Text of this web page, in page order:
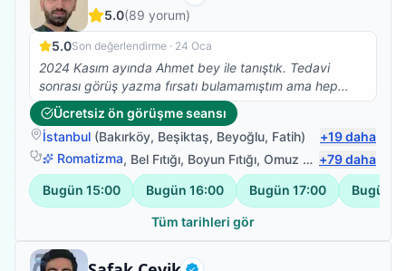
5.0(89 yorum)
5.0Son değerlendirme · 24 Oca
2024 Kasım ayında Ahmet bey ile tanıştık. Tedavi
sonrası görüş yazma fırsatı bulamamıştım ama hep
aklımdaydı. Gecikme için özür dilerim :))) 83 yaşında
orta seviyede alzheimer hastalığı olan kayınvalidemin
kolları bir tabağı dahi kaldıramayacak kadar güçsüz
durumdaydı ve özellikle sağ omzunda yoğun ağrıları
vardı. Kollarını hiçbir şekilde yukarı kaldıramıyordu.
Daha önce gittiğimiz doktorlar kaslarında yırtıklar
olduğunu söylemişti. Farklı sıkıntılar da olduğu ve yaşı
sebebiyle ameliyat olmasının uygun olmadığını, kollarını
zorlamamasını ve hatta yukarı kaldırmaması gerektiğini
söylemişlerdi. Ahmet bey ile yaklaşık 1-1,5 aylık çalışma
Ücretsiz ön görüşme seansı
İstanbul (Bakırköy, Beşiktaş, Beyoğlu, Fatih) +19daha
Romatizma, Bel Fıtığı, Boyun Fıtığı, Omuz Bağ Yaralanması +79daha
Bugün 15:00 Bugün 16:00 Bugün 17:00 Bugün
Tüm tarihleri gör
Fizyoterapist